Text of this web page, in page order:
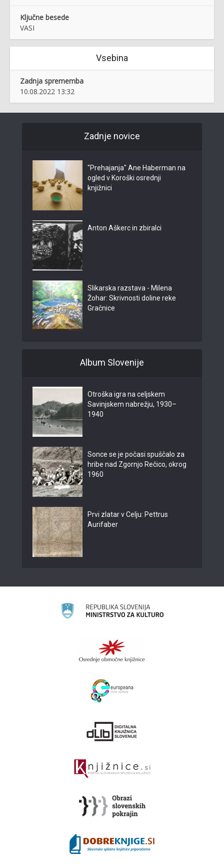
Ključne besede
VASI
Vsebina
Zadnja sprememba
10.08.2022 13:32
Zadnje novice
"Prehajanja" Ane Haberman na
ogled v Koroški osrednji
knjižnici
Anton Aškerc in zbiralci
Slikarska razstava - Milena
Žohar: Skrivnosti doline reke
Gračnice
Album Slovenije
Otroška igra na celjskem
Savinjskem nabrežju, 1930–
1940
Sonce se je počasi spuščalo za
hribe nad Zgornjo Rečico, okrog
1960
Prvi zlatar v Celju: Pettrus
Aurifaber